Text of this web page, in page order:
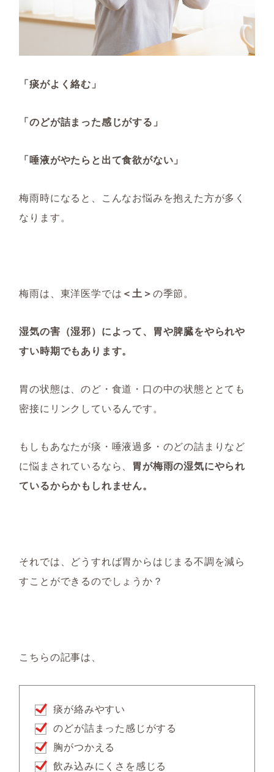
「痰がよく絡む」
「のどが詰まった感じがする」
「唾液がやたらと出て食欲がない」
梅雨時になると、こんなお悩みを抱えた方が多く
なります。
梅雨は、東洋医学では ＜土＞の季節。
湿気の害（湿邪）によって、胃や脾臓をやられや
すい時期でもあります。
胃の状態は、のど・食道・口の中の状態ととても
密接にリンクしているんです。
もしもあなたが痰・唾液過多・のどの詰まりなど
に悩まされているなら、 胃が梅雨の湿気にやられ
ているからかもしれません。
それでは、どうすれば胃からはじまる不調を減ら
すことができるのでしょうか？
こちらの記事は、
痰が絡みやすい
のどが詰まった感じがする
胸がつかえる
飲み込みにくさを感じる